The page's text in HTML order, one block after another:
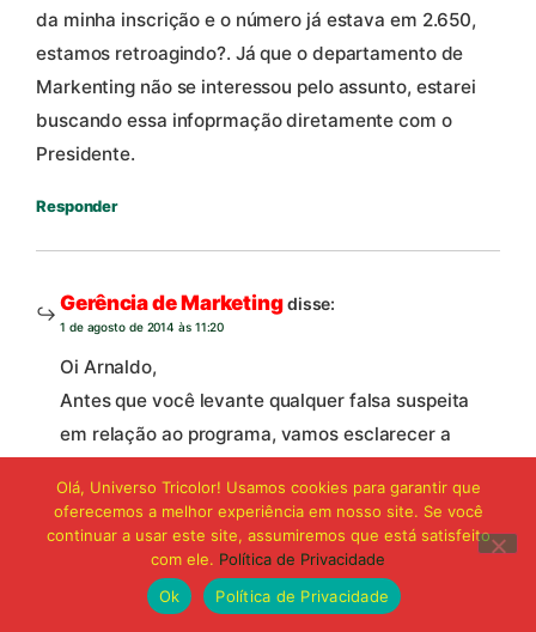
da minha inscrição e o número já estava em 2.650,
estamos retroagindo?. Já que o departamento de
Markenting não se interessou pelo assunto, estarei
buscando essa infoprmação diretamente com o
Presidente.
Responder
Gerência de Marketingdisse:
1 de agosto de 2014 às 11:20
Oi Arnaldo,
Antes que você levante qualquer falsa suspeita
em relação ao programa, vamos esclarecer a
algum tempo e depois desistem, se tornando
inativos. A partir daí, sua numeração fica livre
para ser usada por outro sócio novo. Então, em
alguns casos, é possível que a numeração de um
Olá, Universo Tricolor! Usamos cookies para garantir que
oferecemos a melhor experiência em nosso site. Se você
continuar a usar este site, assumiremos que está satisfeito
com ele. Política de Privacidade
Ok
Política de Privacidade